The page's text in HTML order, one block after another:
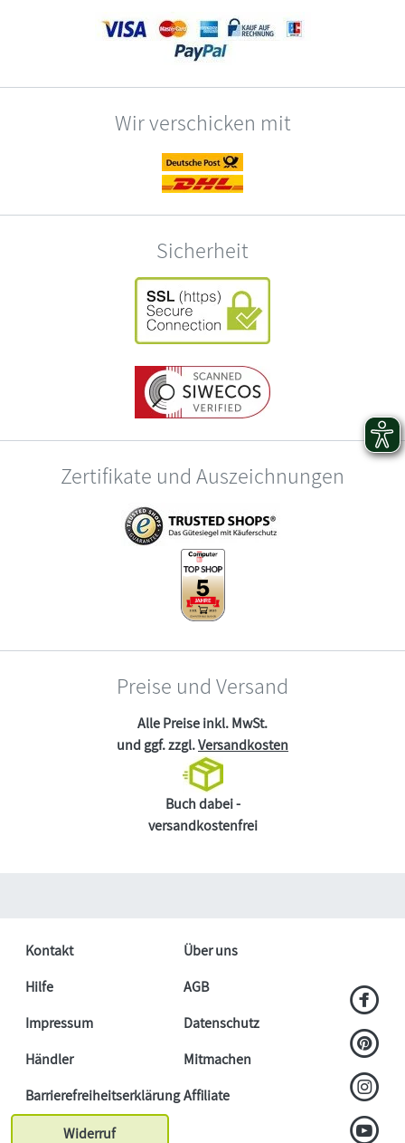
Wir verschicken mit
Sicherheit
Zertifikate und Auszeichnungen
Preise und Versand
Alle Preise inkl. MwSt.
und ggf. zzgl.Versandkosten
Buch dabei -
versandkostenfrei
Kontakt
Über uns
Hilfe
AGB
Impressum
Datenschutz
Händler
Mitmachen
BarrierefreiheitserklärungAffiliate
Widerruf